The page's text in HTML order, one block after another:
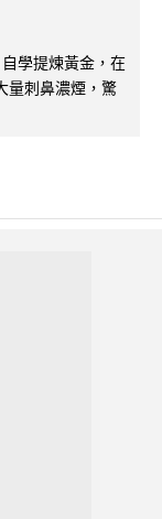
學提煉黃金，在
量刺鼻濃煙，驚